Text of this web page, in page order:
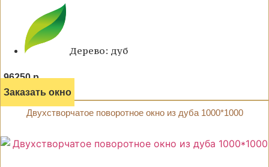
Дерево: дуб
96250 р.
Заказать окно
Двухстворчатое поворотное окно из дуба 1000*1000